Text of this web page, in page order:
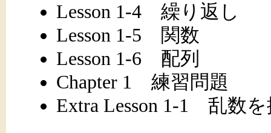
Lesson 1-4 繰り返し
Lesson 1-5 関数
Lesson 1-6 配列
Chapter 1 練習問題
Extra Lesson 1-1 乱数